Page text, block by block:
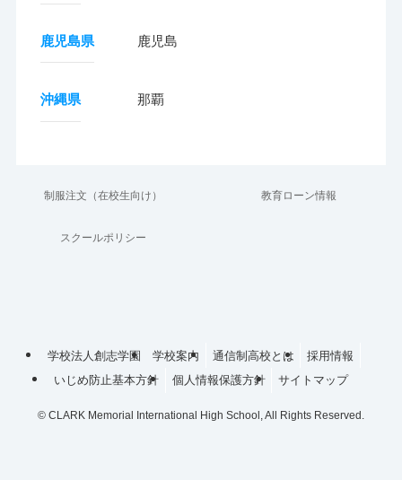
鹿児島県 鹿児島
沖縄県 那覇
制服注文（在校生向け） 教育ローン情報
スクールポリシー
学校法人創志学園 学校案内 通信制高校とは
採用情報
いじめ防止基本方針
個人情報保護方針 サイトマップ
© CLARK Memorial International High School, All Rights Reserved.